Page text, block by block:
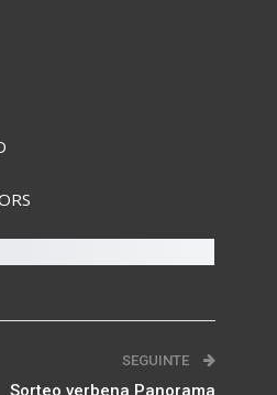
SEGUINTE
Sorteo verbena Panorama